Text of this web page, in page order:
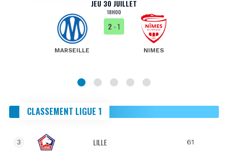
JEU 30 JUILLET
18H00
MARSEILLE
2 - 1
NIMES
CLASSEMENT LIGUE 1
3 LILLE 61